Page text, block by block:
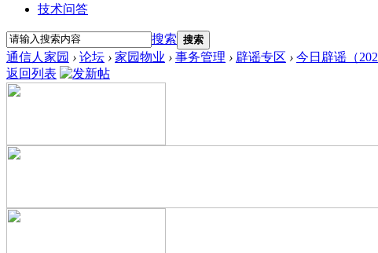
技术问答
搜索 搜索
通信人家园 › 论坛 › 家园物业 › 事务管理 › 辟谣专区 › 今日辟谣（
返回列表